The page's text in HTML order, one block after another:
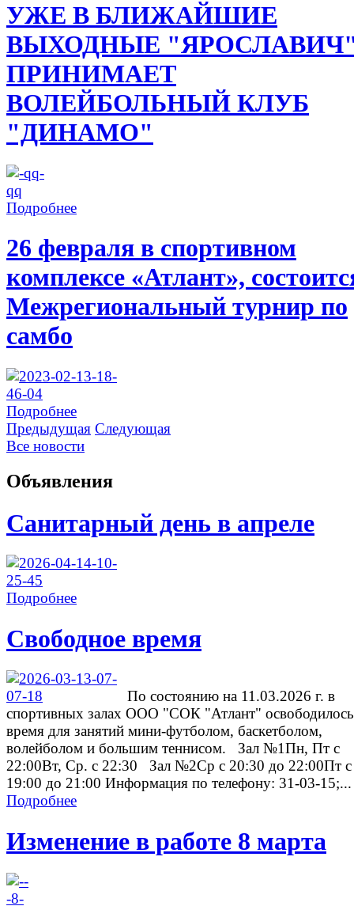
УЖЕ В БЛИЖАЙШИЕ
ВЫХОДНЫЕ
ПРИНИМАЕТ
ВОЛЕЙБОЛЬНЫЙ КЛУБ
"ДИНАМО"
Подробнее
26 февраля в спортивном
комплексе «Атлант»,
Межрегиональный турнир по
самбо
Подробнее
Предыдущая Следующая
Все новости
Объявления
Санитарный день в апреле
Подробнее
Свободное время
По состоянию на 11.03.2026 г. в
спортивных залах ООО "СОК "Атлант" освободилось
время для занятий мини-футболом, баскетболом,
волейболом и большим теннисом. Зал №1Пн, Пт с
22:00Вт, Ср. с 22:30 Зал №2Ср с 20:30 до 22:00Пт с
19:00 до 21:00 Информация по телефону: 31-03-15;...
Подробнее
Изменение в работе 8 марта